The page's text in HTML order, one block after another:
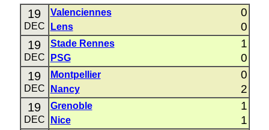
19
DEC
Valenciennes 0
Lens 0
19
DEC
Stade Rennes 1
PSG 0
19
DEC
Montpellier 0
Nancy 2
19
DEC
Grenoble 1
Nice 1